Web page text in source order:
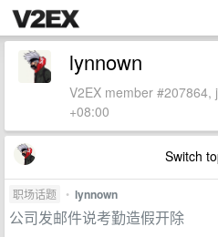
lynnown
V2EX member
+08:00
Switch
职场话题 • lynnown
公司发邮件说考勤造假开除